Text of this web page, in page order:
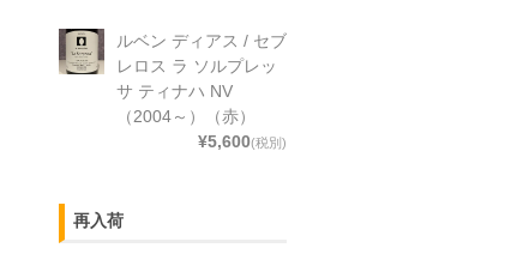
ルベン ディアス / セブ
レロス ラ ソルプレッ
サ ティナハ NV
（2004～）（赤）
¥5,600(税別)
再入荷